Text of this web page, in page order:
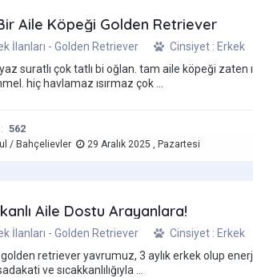
Aile Köpeği Golden Retriever
İlanları - Golden Retriever
Cinsiyet : Erkek
suratlı çok tatlı bi oğlan. tam aile köpeği zaten
hiç havlamaz ısırmaz çok ...
562
/ Bahçelievler 29 Aralık 2025 , Pazartesi
Aile Dostu Arayanlara!
İlanları - Golden Retriever
Cinsiyet : Erkek
retriever yavrumuz, 3 aylık erkek olup
ve sıcakkanlılığıyla ...